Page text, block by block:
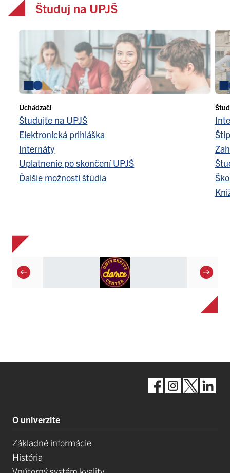
Študuj na UPJŠ
Uchádzači
Študujte na UPJŠ
Elektronická prihláška
Internáty
Uplatnenie po skončení UPJŠ
Ďalšie možnosti štúdia
O univerzite
Základné informácie
História